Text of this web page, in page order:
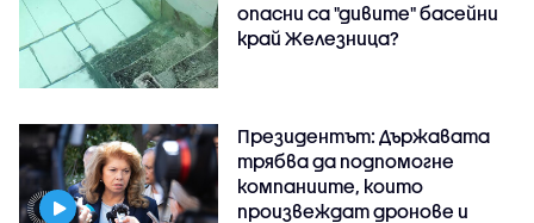
опасни са "дивите" басейни
край Железница?
Президентът: Държавата
трябва да подпомогне
компаниите, които
произвеждат дронове и